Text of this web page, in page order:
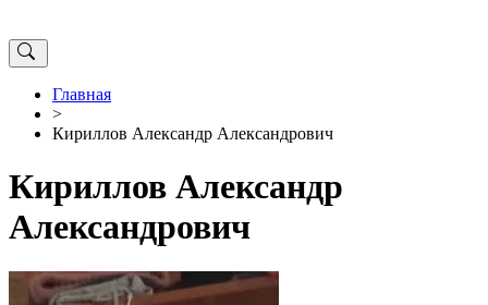
Главная
>
Кириллов Александр Александрович
Кириллов Александр
Александрович